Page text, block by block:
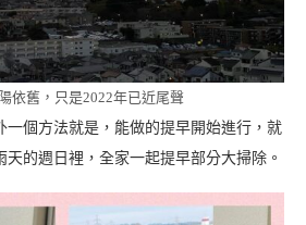
依舊，只是2022年已近尾聲
一個方法就是，能做的提早開始進行，就
的週日裡，全家一起提早部分大掃除。